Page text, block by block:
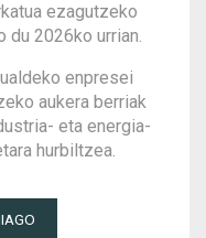
ezagutzeko
2026ko urrian.
enpresei
aukera berriak
eta energia-
hurbiltzea.